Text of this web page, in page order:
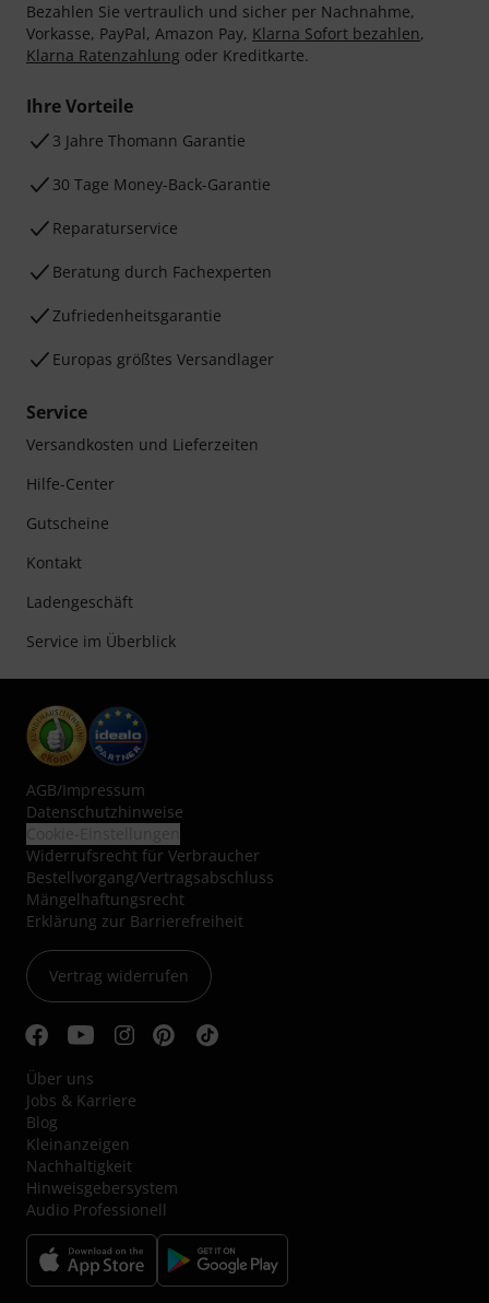
Bezahlen Sie vertraulich und sicher per Nachnahme,
Vorkasse, PayPal, Amazon Pay, Klarna Sofort bezahlen,
Klarna Ratenzahlung oder Kreditkarte.
Ihre Vorteile
3 Jahre Thomann Garantie
30 Tage Money-Back-Garantie
Reparaturservice
Beratung durch Fachexperten
Zufriedenheitsgarantie
Europas größtes Versandlager
Service
Versandkosten und Lieferzeiten
Hilfe-Center
Gutscheine
Kontakt
Ladengeschäft
Service im Überblick
AGB/Impressum
Datenschutzhinweise
Widerrufsrecht für Verbraucher
Bestellvorgang/Vertragsabschluss
Mängelhaftungsrecht
Erklärung zur Barrierefreiheit
Vertrag widerrufen
Über uns
Jobs & Karriere
Blog
Kleinanzeigen
Nachhaltigkeit
Hinweisgebersystem
Audio Professionell